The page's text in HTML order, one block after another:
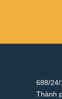
688/
Thành